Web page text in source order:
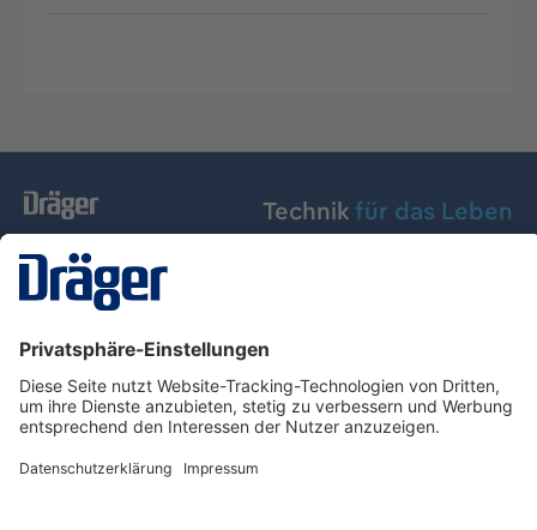
Technik für das Leben
Dräger Austria GmbH
Über Dräger
Informationen